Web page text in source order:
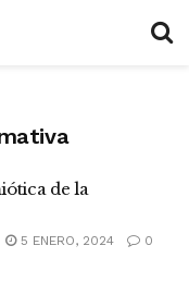
de la
5 ENERO, 2024 0